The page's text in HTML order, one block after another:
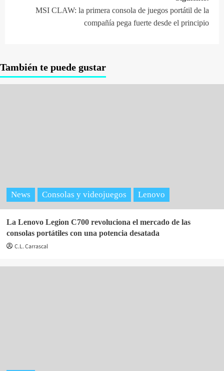
entradas
MSI CLAW: la primera consola de juegos portátil de la
compañía pega fuerte desde el principio
También te puede gustar
News Consolas y videojuegos Lenovo
La Lenovo Legion C700 revoluciona el mercado de las
consolas portátiles con una potencia desatada
C.L. Carrascal